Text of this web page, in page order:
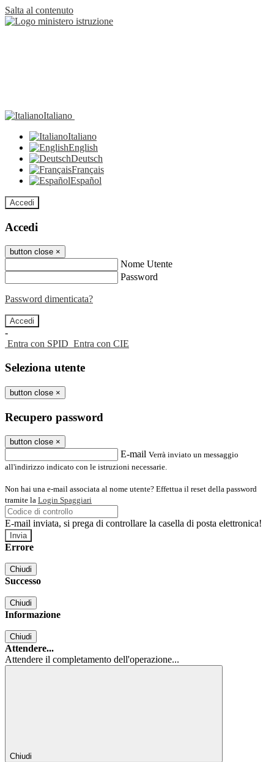
Salta al contenuto
Italiano
Italiano
English
Deutsch
Français
Español
Accedi
Accedi
button close ×
Nome Utente
Password
Password dimenticata?
-
Entra con SPID Entra con CIE
Seleziona utente
button close ×
Recupero password
button close ×
E-mail Verrà inviato un messaggio
all'indirizzo indicato con le istruzioni necessarie.
Non hai una e-mail associata al nome utente? Effettua il reset della password
tramite la Login Spaggiari
E-mail inviata, si prega di controllare la casella di posta elettronica!
Errore
Chiudi
Successo
Chiudi
Informazione
Chiudi
Attendere...
Attendere il completamento dell'operazione...
Chiudi